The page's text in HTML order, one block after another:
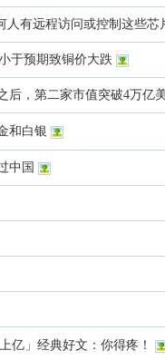
人有远程访问或控制这些芯
于预期致铜价大跌
后，第二家市值突破4万亿
和白银
中国
亿」经典好文：你得疼！